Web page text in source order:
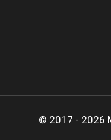
© 2017 - 2026